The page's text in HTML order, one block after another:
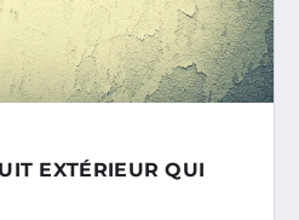
EXTÉRIEUR QUI